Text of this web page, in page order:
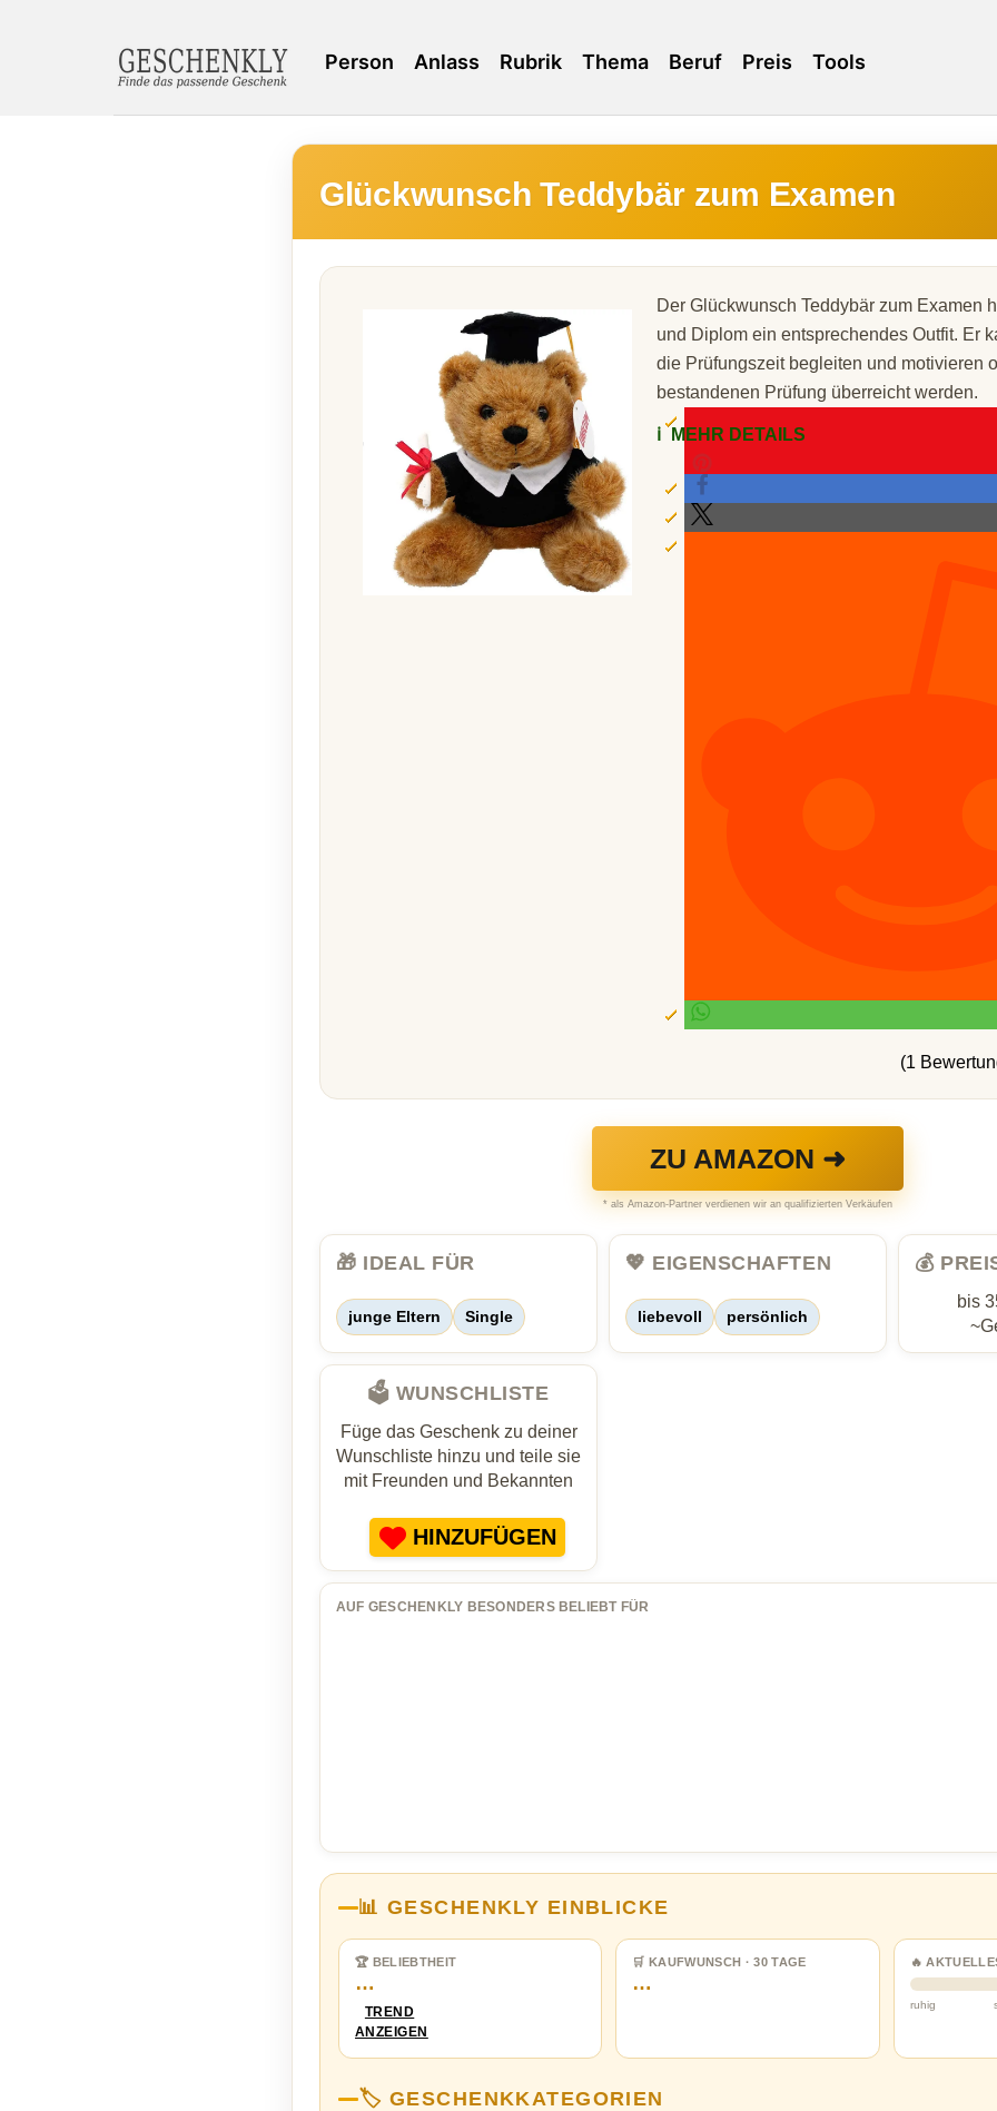
Person Anlass Rubrik Thema Beruf Preis Tools
Glückwunsch Teddybär zum Examen
Der Glückwunsch Teddybär zum Examen
und Diplom ein entsprechendes Outfit. Er
die Prüfungszeit begleiten und motivieren
bestandenen Prüfung überreicht werden.
ℹ️ MEHR DETAILS
(1
ZU AMAZON ➜
* als Amazon-Partner verdienen wir an qualifizierten Verkäufen
🎁 IDEAL FÜR
junge Eltern Single
💖 EIGENSCHAFTEN
liebevoll persönlich
💰
bis
🗳️ WUNSCHLISTE
Füge das Geschenk zu deiner
Wunschliste hinzu und teile sie
mit Freunden und Bekannten
HINZUFÜGEN
AUF GESCHENKLY BESONDERS BELIEBT FÜR
📊 GESCHENKLY EINBLICKE
🏆 BELIEBTHEIT
…
TREND
ANZEIGEN
🛒 KAUFWUNSCH · 30 TAGE
…
🔥
ruhig
🏷️ GESCHENKKATEGORIEN